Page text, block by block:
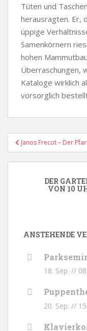
Tüten und
herausragten. Er,
üppige
Samenkörnern
hohen
Überraschungen,
Kataloge wirklich
vorsorglich
Janos Frecot – Der
DER
VON 10
ANSTEHENDE
18. Sep. //
20. Sep. //